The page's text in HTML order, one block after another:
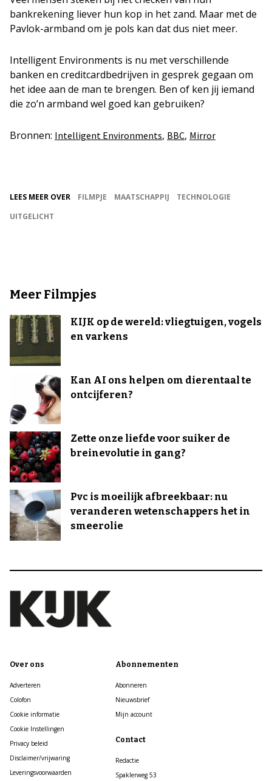
bankrekening liever hun kop in het zand. Maar met de
Pavlok-armband om je pols kan dat dus niet meer.
Intelligent Environments is nu met verschillende
banken en creditcardbedrijven in gesprek gegaan om
het idee aan de man te brengen. Ben of ken jij iemand
die zo’n armband wel goed kan gebruiken?
Bronnen: Intelligent Environments, BBC, Mirror
LEES MEER OVER FILMPJE MAATSCHAPPIJ
TECHNOLOGIE
UITGELICHT
Meer Filmpjes
KIJK op de wereld: vliegtuigen, vogels
en varkens
Kan AI ons helpen om dierentaal te
ontcijferen?
Zette onze liefde voor suiker de
breinevolutie in gang?
Pvc is moeilijk afbreekbaar: nu
veranderen wetenschappers het in
smeerolie
Over ons
Adverteren
Colofon
Cookie informatie
Cookie Instellingen
Privacy beleid
Disclaimer/vrijwaring
Leveringsvoorwaarden
Abonnementen
Abonneren
Nieuwsbrief
Mijn account
Contact
Redactie
Spaklerweg 53